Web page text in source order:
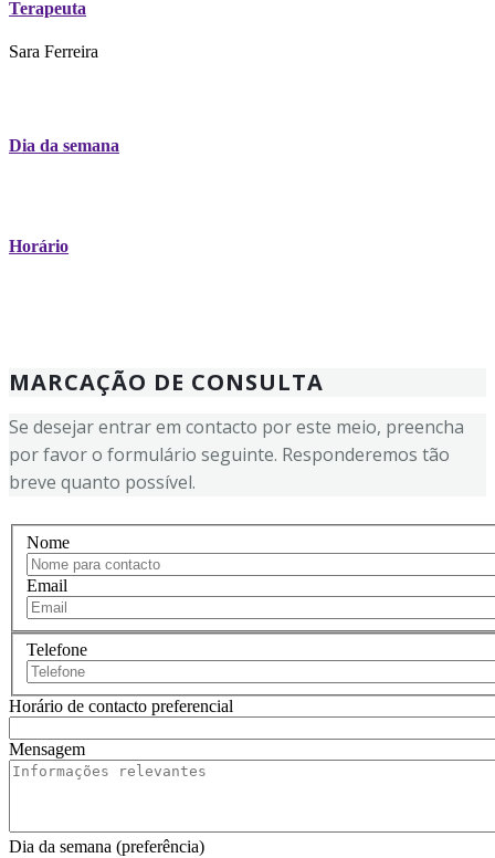
Terapeuta
Sara Ferreira
Dia da semana
Horário
MARCAÇÃO DE CONSULTA
Se desejar entrar em contacto por este meio, preencha
por favor o formulário seguinte. Responderemos tão
breve quanto possível.
Nome
Email
Telefone
Horário de contacto preferencial
Mensagem
Dia da semana (preferência)